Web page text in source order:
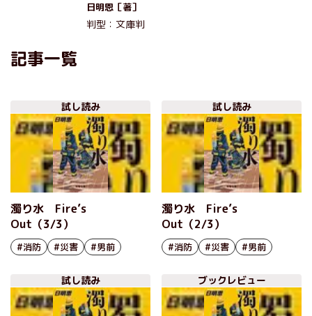
日明恩［著］
判型：文庫判
記事一覧
試し読み
濁り水 Fire’s
Out（3/3）
#消防 #災害 #男前
試し読み
濁り水 Fire’s
Out（2/3）
#消防 #災害 #男前
試し読み ブックレビュー